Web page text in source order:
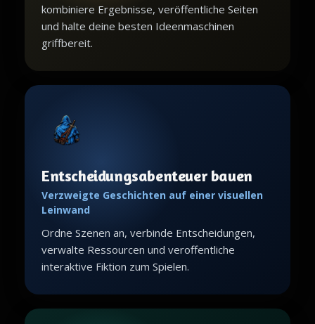
kombiniere Ergebnisse, veröffentliche Seiten
und halte deine besten Ideenmaschinen
griffbereit.
Entscheidungsabenteuer bauen
Verzweigte Geschichten auf einer visuellen
Leinwand
Ordne Szenen an, verbinde Entscheidungen,
verwalte Ressourcen und veroffentliche
interaktive Fiktion zum Spielen.